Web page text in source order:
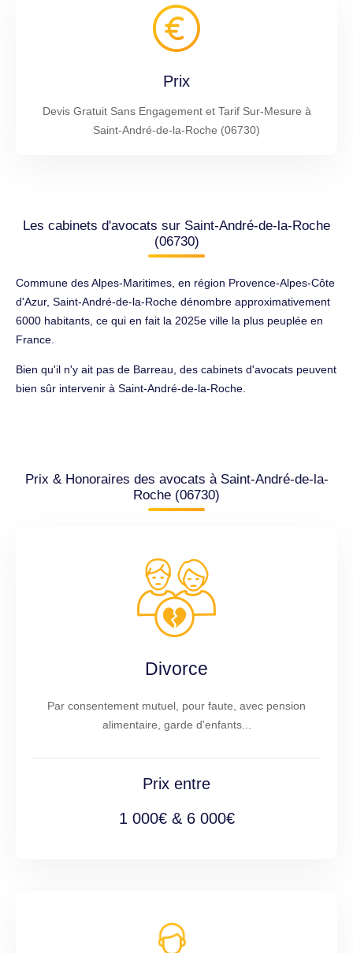
Prix
Devis Gratuit Sans Engagement et Tarif Sur-Mesure à
Saint-André-de-la-Roche (06730)
Les cabinets d'avocats sur Saint-André-de-la-Roche
(06730)
Commune des Alpes-Maritimes, en région Provence-Alpes-Côte
d'Azur, Saint-André-de-la-Roche dénombre approximativement
6000 habitants, ce qui en fait la 2025e ville la plus peuplée en
France.
Bien qu'il n'y ait pas de Barreau, des cabinets d'avocats peuvent
bien sûr intervenir à Saint-André-de-la-Roche.
Prix & Honoraires des avocats à Saint-André-de-la-
Roche (06730)
Divorce
Par consentement mutuel, pour faute, avec pension
alimentaire, garde d'enfants...
Prix entre
1 000€ & 6 000€